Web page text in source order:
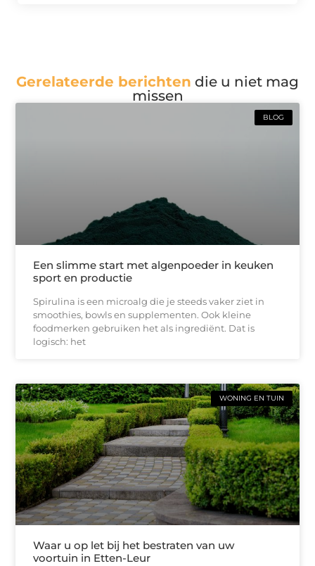
Gerelateerde berichten die u niet mag
missen
BLOG
Een slimme start met algenpoeder in keuken
sport en productie
Spirulina is een microalg die je steeds vaker ziet in
smoothies, bowls en supplementen. Ook kleine
foodmerken gebruiken het als ingrediënt. Dat is
logisch: het
WONING EN TUIN
Waar u op let bij het bestraten van uw
voortuin in Etten-Leur